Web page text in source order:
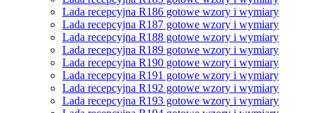
Lada recepcyjna R186 gotowe wzory i wymiary
Lada recepcyjna R187 gotowe wzory i wymiary
Lada recepcyjna R188 gotowe wzory i wymiary
Lada recepcyjna R189 gotowe wzory i wymiary
Lada recepcyjna R190 gotowe wzory i wymiary
Lada recepcyjna R191 gotowe wzory i wymiary
Lada recepcyjna R192 gotowe wzory i wymiary
Lada recepcyjna R193 gotowe wzory i wymiary